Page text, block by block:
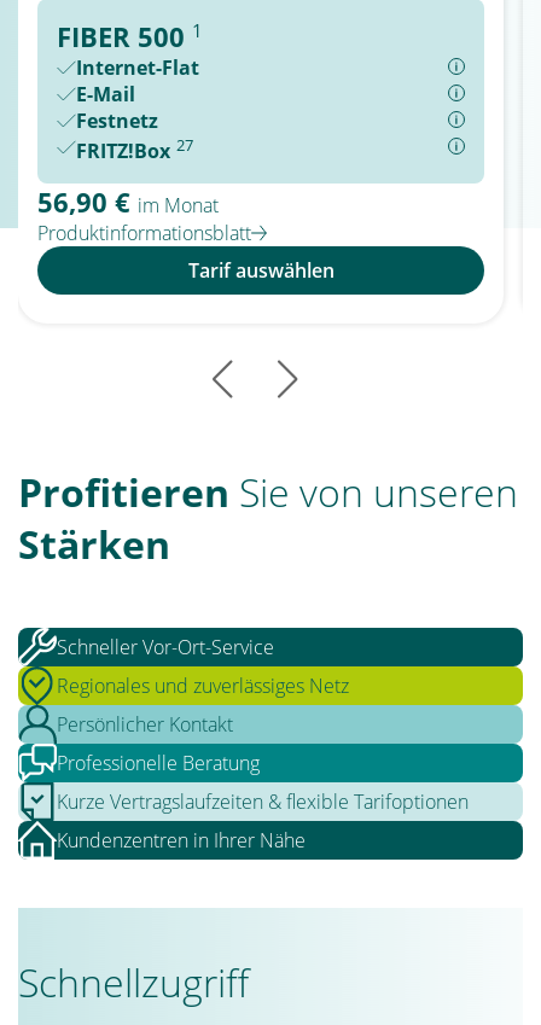
FIBER 500 1
Internet-Flat
E-Mail
Festnetz
FRITZ!Box 27
56,90 € im Monat
Produktinformationsblatt
Tarif auswählen
Profitieren Sie von unseren
Stärken
Schneller Vor-Ort-Service
Regionales und zuverlässiges Netz
Persönlicher Kontakt
Professionelle Beratung
Kurze Vertragslaufzeiten & flexible Tarifoptionen
Kundenzentren in Ihrer Nähe
Schnellzugriff